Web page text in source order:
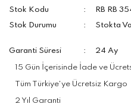
Stok Kodu
RB RB
Stok Durumu
Stokta
Garanti Süresi 24 Ay
15 Gün İçerisinde İade ve
Tüm Türkiye'ye Ücretsiz Kargo
2 Yıl Garanti